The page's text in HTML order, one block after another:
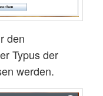
den
Typus der
werden.